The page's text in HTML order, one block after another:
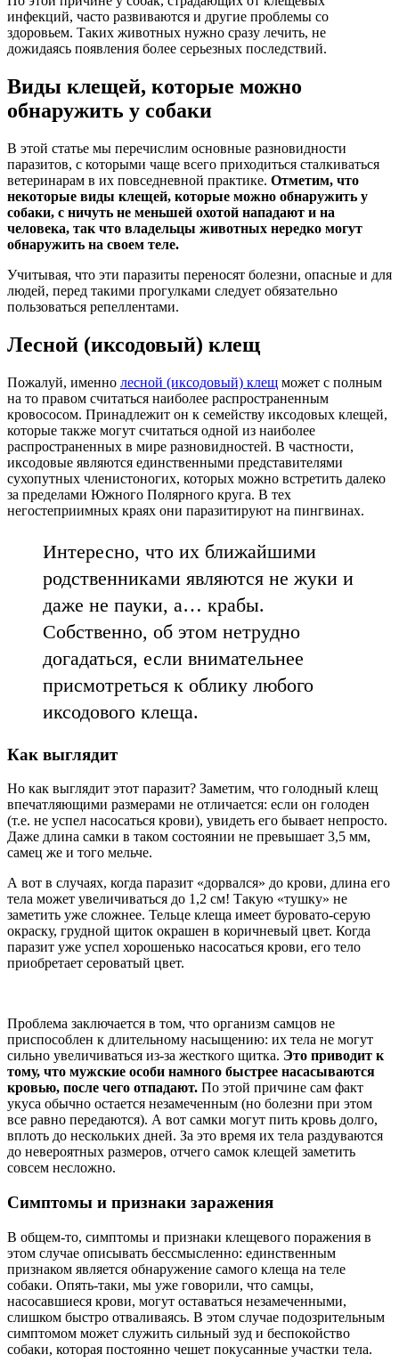
инфекций, часто развиваются и другие проблемы со
здоровьем. Таких животных нужно сразу лечить, не
дожидаясь появления более серьезных последствий.
Виды клещей, которые можно
обнаружить у собаки
В этой статье мы перечислим основные разновидности
паразитов, с которыми чаще всего приходиться сталкиваться
ветеринарам в их повседневной практике. Отметим, что
некоторые виды клещей, которые можно обнаружить у
собаки, с ничуть не меньшей охотой нападают и на
человека, так что владельцы животных нередко могут
обнаружить на своем теле.
Учитывая, что эти паразиты переносят болезни, опасные и для
людей, перед такими прогулками следует обязательно
пользоваться репеллентами.
Лесной (иксодовый) клещ
Пожалуй, именно лесной (иксодовый) клещ может с полным
на то правом считаться наиболее распространенным
кровососом. Принадлежит он к семейству иксодовых клещей,
которые также могут считаться одной из наиболее
распространенных в мире разновидностей. В частности,
иксодовые являются единственными представителями
сухопутных членистоногих, которых можно встретить далеко
за пределами Южного Полярного круга. В тех
негостеприимных краях они паразитируют на пингвинах.
Интересно, что их ближайшими
родственниками являются не жуки и
даже не пауки, а… крабы.
Собственно, об этом нетрудно
догадаться, если внимательнее
присмотреться к облику любого
иксодового клеща.
Как выглядит
Но как выглядит этот паразит? Заметим, что голодный клещ
впечатляющими размерами не отличается: если он голоден
(т.е. не успел насосаться крови), увидеть его бывает непросто.
Даже длина самки в таком состоянии не превышает 3,5 мм,
самец же и того мельче.
А вот в случаях, когда паразит «дорвался» до крови, длина его
тела может увеличиваться до 1,2 см! Такую «тушку» не
заметить уже сложнее. Тельце клеща имеет буровато-серую
окраску, грудной щиток окрашен в коричневый цвет. Когда
паразит уже успел хорошенько насосаться крови, его тело
приобретает сероватый цвет.
Проблема заключается в том, что организм самцов не
приспособлен к длительному насыщению: их тела не могут
сильно увеличиваться из-за жесткого щитка. Это приводит к
тому, что мужские особи намного быстрее насасываются
кровью, после чего отпадают. По этой причине сам факт
укуса обычно остается незамеченным (но болезни при этом
все равно передаются). А вот самки могут пить кровь долго,
вплоть до нескольких дней. За это время их тела раздуваются
до невероятных размеров, отчего самок клещей заметить
совсем несложно.
Симптомы и признаки заражения
В общем-то, симптомы и признаки клещевого поражения в
этом случае описывать бессмысленно: единственным
признаком является обнаружение самого клеща на теле
собаки. Опять-таки, мы уже говорили, что самцы,
насосавшиеся крови, могут оставаться незамеченными,
слишком быстро отваливаясь. В этом случае подозрительным
симптомом может служить сильный зуд и беспокойство
собаки, которая постоянно чешет покусанные участки тела.